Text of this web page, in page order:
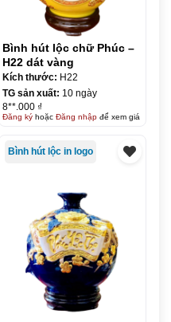
Bình hút lộc chữ Phúc –
H22 dát vàng
Kích thước: H22
TG sản xuất: 10 ngày
8**.000 ₫
Đăng kýhoặc Đăng nhậpđể xem giá
Bình hút lộc in logo